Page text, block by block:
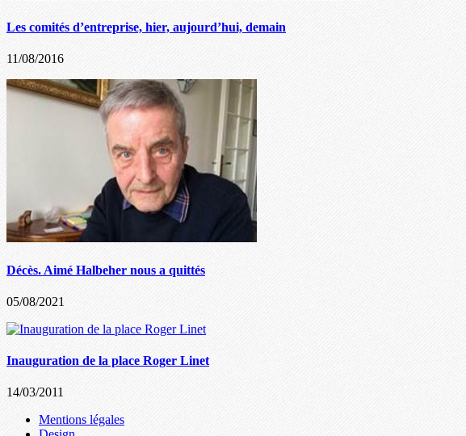
Les comités d’entreprise, hier, aujourd’hui, demain
11/08/2016
Décès. Aimé Halbeher nous a quittés
05/08/2021
Inauguration de la place Roger Linet
14/03/2011
Mentions légales